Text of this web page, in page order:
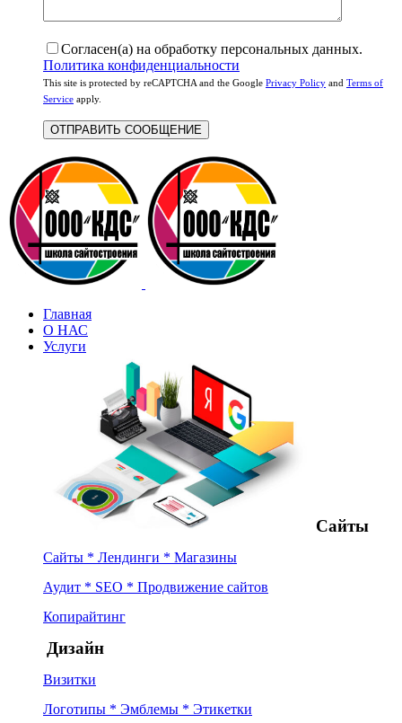
Согласен(а) на обработку персональных данных.
Политика конфиденциальности
This site is protected by reCAPTCHA and the Google Privacy Policy and Terms of
Service apply.
Главная
О НАС
Услуги
Сайты
Сайты * Лендинги * Магазины
Аудит * SEO * Продвижение сайтов
Копирайтинг
Дизайн
Визитки
Логотипы * Эмблемы * Этикетки